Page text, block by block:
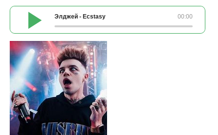
00:00
Элджей - Ecstasy